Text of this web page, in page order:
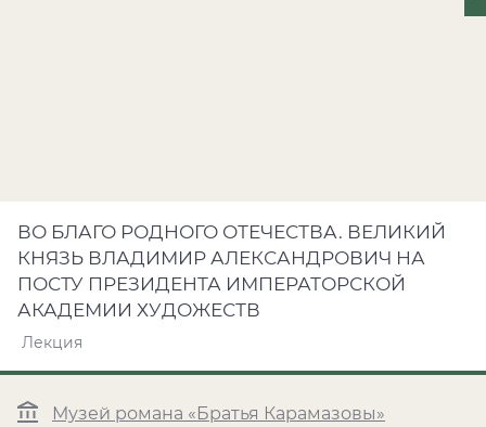
ВО БЛАГО РОДНОГО ОТЕЧЕСТВА. ВЕЛИКИЙ
КНЯЗЬ ВЛАДИМИР АЛЕКСАНДРОВИЧ НА
ПОСТУ ПРЕЗИДЕНТА ИМПЕРАТОРСКОЙ
АКАДЕМИИ ХУДОЖЕСТВ
Лекция
Музей романа «Братья Карамазовы»